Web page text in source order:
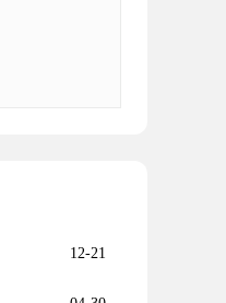
12-21